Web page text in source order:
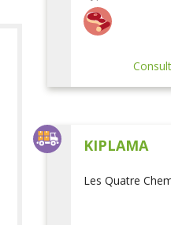
KIPLAMA
Les Quatre